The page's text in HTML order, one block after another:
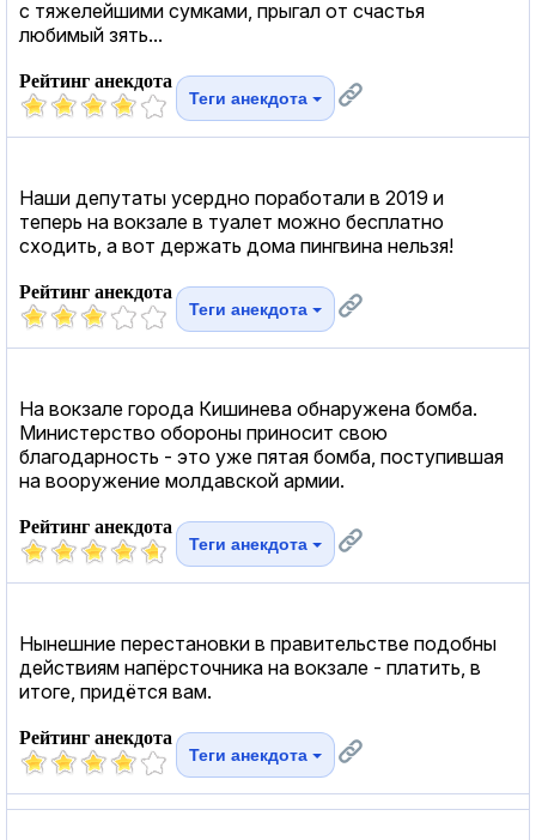
с тяжелейшими сумками, прыгал от счастья
любимый зять...
Рейтинг анекдота
Теги анекдота
Наши депутаты усердно поработали в 2019 и
теперь на вокзале в туалет можно бесплатно
сходить, а вот держать дома пингвина нельзя!
Рейтинг анекдота
Теги анекдота
На вокзале города Кишинева обнаружена бомба.
Министерство обороны приносит свою
благодарность - это уже пятая бомба, поступившая
на вооружение молдавской армии.
Рейтинг анекдота
Теги анекдота
Нынешние перестановки в правительстве подобны
действиям напёрсточника на вокзале - платить, в
итоге, придётся вам.
Рейтинг анекдота
Теги анекдота